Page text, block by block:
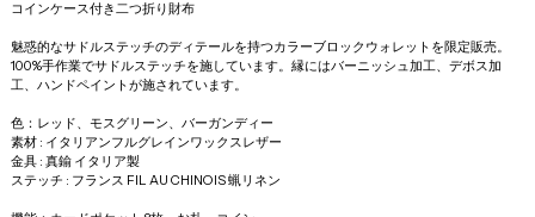
コインケース付き二つ折り財布
魅惑的なサドルステッチのディテールを持つカラーブロックウォレットを限定販売。
100%手作業でサドルステッチを施しています。縁にはバーニッシュ加工、デボス加
工、ハンドペイントが施されています。
色：レッド、モスグリーン、バーガンディー
素材 : イタリアンフルグレインワックスレザー
金具 : 真鍮 イタリア製
ステッチ : フランス FIL AU CHINOIS 蝋リネン